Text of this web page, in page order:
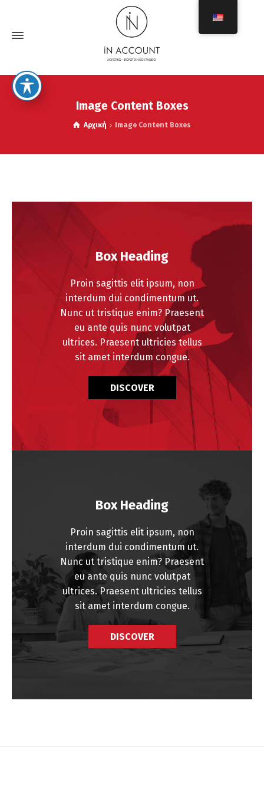
Image Content Boxes
Αρχική Image Content Boxes
Box Heading
Proin sagittis elit ipsum, non
interdum dui condimentum ut.
Nunc ut tristique enim? Praesent
eu ante quis nunc volutpat
ultrices. Praesent ultricies tellus
sit amet interdum congue.
DISCOVER
Box Heading
Proin sagittis elit ipsum, non
interdum dui condimentum ut.
Nunc ut tristique enim? Praesent
eu ante quis nunc volutpat
ultrices. Praesent ultricies tellus
sit amet interdum congue.
DISCOVER